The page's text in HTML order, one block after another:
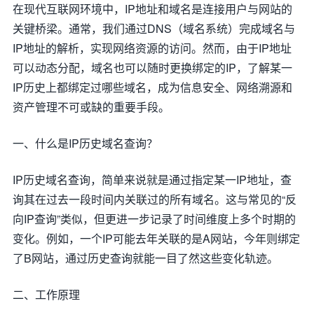
在现代互联网环境中，IP地址和域名是连接用户与网站的
关键桥梁。通常，我们通过DNS（域名系统）完成域名与
IP地址的解析，实现网络资源的访问。然而，由于IP地址
可以动态分配，域名也可以随时更换绑定的IP，了解某一
IP历史上都绑定过哪些域名，成为信息安全、网络溯源和
资产管理不可或缺的重要手段。
一、什么是IP历史域名查询？
IP历史域名查询，简单来说就是通过指定某一IP地址，查
询其在过去一段时间内关联过的所有域名。这与常见的“反
向IP查询”类似，但更进一步记录了时间维度上多个时期的
变化。例如，一个IP可能去年关联的是A网站，今年则绑定
了B网站，通过历史查询就能一目了然这些变化轨迹。
二、工作原理